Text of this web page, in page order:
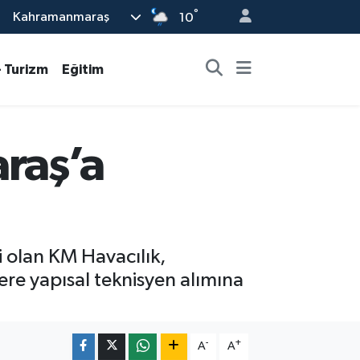
Kahramanmaraş 10°
Turizm Eğitim
KM Havacılık,
yapısal teknisyen alımına
A- A+